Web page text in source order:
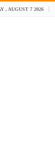
, AUGUST 7 2026